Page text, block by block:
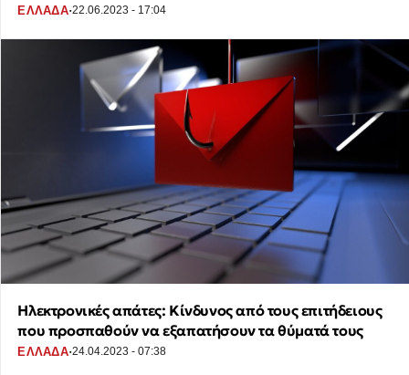
ΕΛΛΑΔΑ·22.06.2023 - 17:04
Ηλεκτρονικές απάτες: Κίνδυνος από τους επιτήδειους
που προσπαθούν να εξαπατήσουν τα θύματά τους
ΕΛΛΑΔΑ·24.04.2023 - 07:38